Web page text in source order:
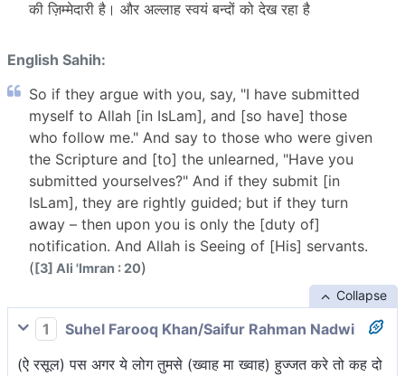
की ज़िम्मेदारी है। और अल्लाह स्वयं बन्दों को देख रहा है
English Sahih:
So if they argue with you, say, "I have submitted
myself to Allah [in IsLam], and [so have] those
who follow me." And say to those who were given
the Scripture and [to] the unlearned, "Have you
submitted yourselves?" And if they submit [in
IsLam], they are rightly guided; but if they turn
away – then upon you is only the [duty of]
notification. And Allah is Seeing of [His] servants.
([3] Ali 'Imran : 20)
Collapse
1
Suhel Farooq Khan/Saifur Rahman Nadwi
(ऐ रसूल) पस अगर ये लोग तुमसे (ख्वाह मा ख्वाह) हुज्जत करे तो कह दो